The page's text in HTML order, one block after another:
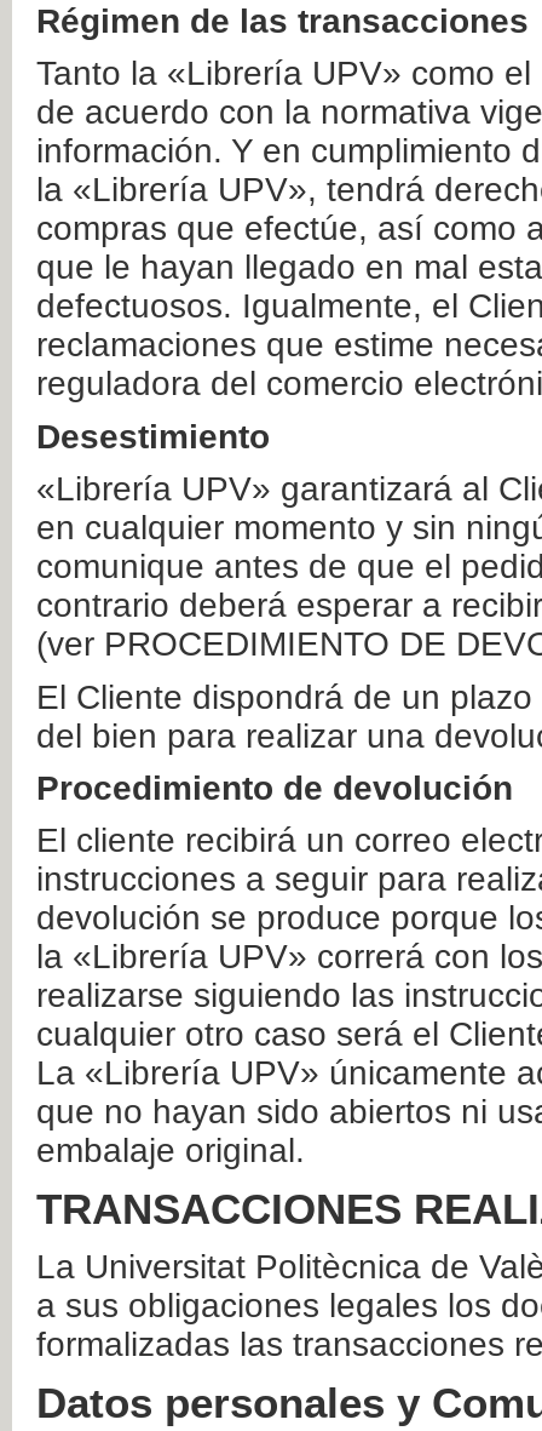
Régimen de las transacciones
Tanto la «Librería UPV» como
de acuerdo con la normativa
información. Y en cumplimiento
la «Librería UPV», tendrá
compras que efectúe, así como
que le hayan llegado en mal
defectuosos. Igualmente, el
reclamaciones que estime
reguladora del comercio
Desestimiento
«Librería UPV» garantizará al
en cualquier momento y sin
comunique antes de que el
contrario deberá esperar a
(ver PROCEDIMIENTO DE
El Cliente dispondrá de un
del bien para realizar una
Procedimiento de devolución
El cliente recibirá un correo
instrucciones a seguir para
devolución se produce porque
la «Librería UPV» correrá con
realizarse siguiendo las
cualquier otro caso será el
La «Librería UPV» únicamente
que no hayan sido abiertos ni
embalaje original.
TRANSACCIONES
La Universitat Politècnica de
a sus obligaciones legales los
formalizadas las transacciones
Datos personales y